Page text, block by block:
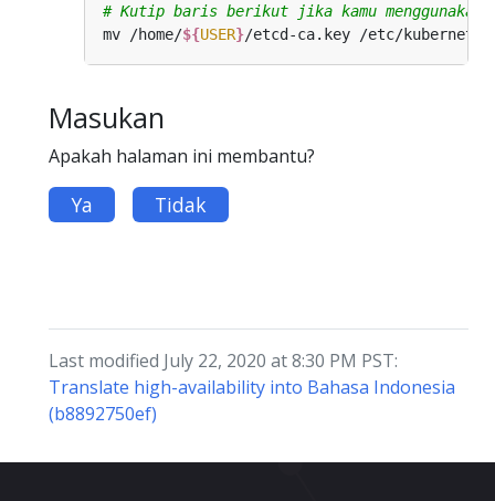
# Kutip baris berikut jika kamu menggunakan
mv /home/${USER}
Masukan
Apakah halaman ini membantu?
Ya Tidak
Last modified July 22, 2020 at 8:30 PM PST:
Translate high-availability into Bahasa Indonesia
(b8892750ef)